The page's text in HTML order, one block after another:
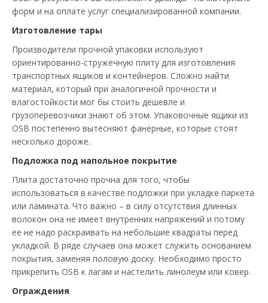
форм и на оплате услуг специализированной компании.
Изготовление тары
Производители прочной упаковки используют
ориентированно-стружечную плиту для изготовления
транспортных ящиков и контейнеров. Сложно найти
материал, который при аналогичной прочности и
влагостойкости мог бы стоить дешевле и
грузоперевозчики знают об этом. Упаковочные ящики из
OSB постепенно вытесняют фанерные, которые стоят
несколько дороже.
Подложка под напольное покрытие
Плита достаточно прочна для того, чтобы
использоваться в качестве подложки при укладке паркета
или ламината. Что важно – в силу отсутствия длинных
волокон она не имеет внутренних напряжений и потому
ее не надо раскраивать на небольшие квадраты перед
укладкой. В ряде случаев она может служить основанием
покрытия, заменяя половую доску. Необходимо просто
прикрепить OSB к лагам и настелить линолеум или ковер.
Ограждения